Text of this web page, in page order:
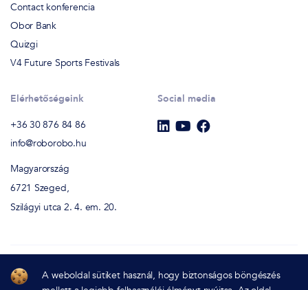
A weboldal sütiket használ, hogy biztonságos böngészés
Contact konferencia
Obor Bank
Quizgi
V4 Future Sports Festivals
Elérhetőségeink
+36 30 876 84 86
info@roborobo.hu
Magyarország
6721 Szeged,
Szilágyi utca 2. 4. em. 20.
Social media
RoboRobo Chatbot Studio